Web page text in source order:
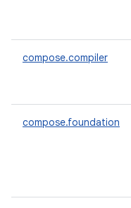
compose.compiler
compose.foundation